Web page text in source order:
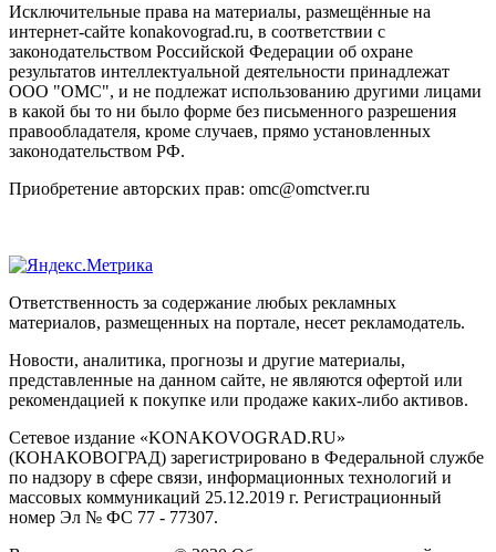
Исключительные права на материалы, размещённые на
интернет-сайте konakovograd.ru, в соответствии с
законодательством Российской Федерации об охране
результатов интеллектуальной деятельности принадлежат
ООО "ОМС", и не подлежат использованию другими лицами
в какой бы то ни было форме без письменного разрешения
правообладателя, кроме случаев, прямо установленных
законодательством РФ.
Приобретение авторских прав: omc@omctver.ru
Ответственность за содержание любых рекламных
материалов, размещенных на портале, несет рекламодатель.
Новости, аналитика, прогнозы и другие материалы,
представленные на данном сайте, не являются офертой или
рекомендацией к покупке или продаже каких-либо активов.
Сетевое издание «KONAKOVOGRAD.RU»
(КОНАКОВОГРАД) зарегистрировано в Федеральной службе
по надзору в сфере связи, информационных технологий и
массовых коммуникаций 25.12.2019 г. Регистрационный
номер Эл № ФС 77 - 77307.